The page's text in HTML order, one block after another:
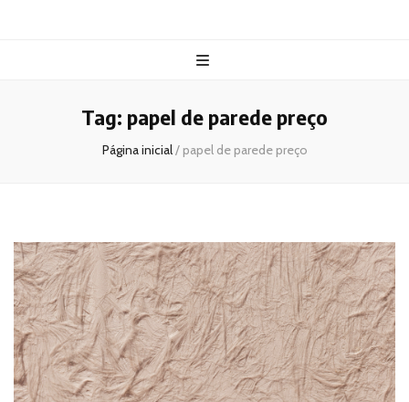
Tag: papel de parede preço
Página inicial/ papel de parede preço